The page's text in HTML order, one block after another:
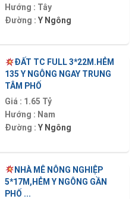
Hướng : Tây
Đường : Y Ngông
ĐẤT TC FULL 3*22M.HẺM
135 Y NGÔNG NGAY TRUNG
TÂM PHỐ
Giá : 1.65 Tỷ
Hướng : Nam
Đường : Y Ngông
NHÀ MÊ NÔNG NGHIỆP
5*17M,HẺM Y NGÔNG GẦN
PHỐ ...